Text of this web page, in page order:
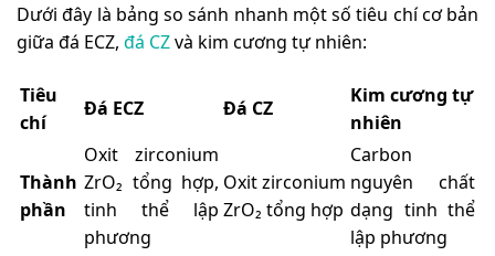
Dưới đây là bảng so sánh nhanh một số tiêu chí cơ bản
giữa đá ECZ, đá CZvà kim cương tự nhiên:
Tiêu
chí
Đá ECZ Đá CZ
Kim cương tự
nhiên
Thành
phần
Oxit zirconium
ZrO₂ tổng hợp,
tinh thể lập
phương
Oxit zirconium
ZrO₂ tổng hợp
Carbon
nguyên chất
dạng tinh thể
lập phương